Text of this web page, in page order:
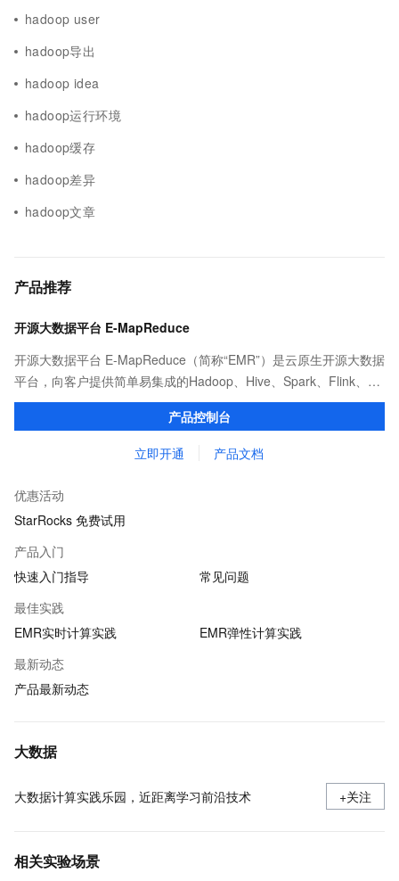
hadoop user
hadoop导出
hadoop idea
hadoop运行环境
hadoop缓存
hadoop差异
hadoop文章
产品推荐
开源大数据平台 E-MapReduce
开源大数据平台 E-MapReduce（简称“EMR”）是云原生开源大数据
平台，向客户提供简单易集成的Hadoop、Hive、Spark、Flink、
Presto、ClickHouse、StarRocks、Delta、Hudi等开源大数据计算
产品控制台
立即开通 产品文档
优惠活动
StarRocks 免费试用
产品入门
快速入门指导
常见问题
最佳实践
EMR实时计算实践
EMR弹性计算实践
最新动态
产品最新动态
大数据
大数据计算实践乐园，近距离学习前沿技术 +关注
相关实验场景